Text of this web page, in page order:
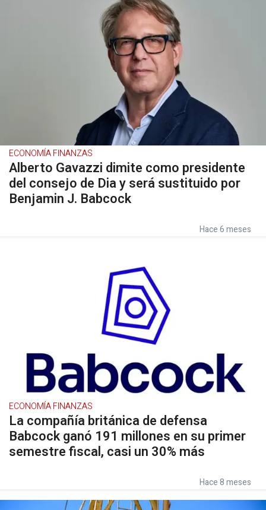
ECONOMÍA FINANZAS
Alberto Gavazzi dimite como presidente
del consejo de Dia y será sustituido por
Benjamin J. Babcock
Hace 6 meses
ECONOMÍA FINANZAS
La compañía británica de defensa
Babcock ganó 191 millones en su primer
semestre fiscal, casi un 30% más
Hace 8 meses